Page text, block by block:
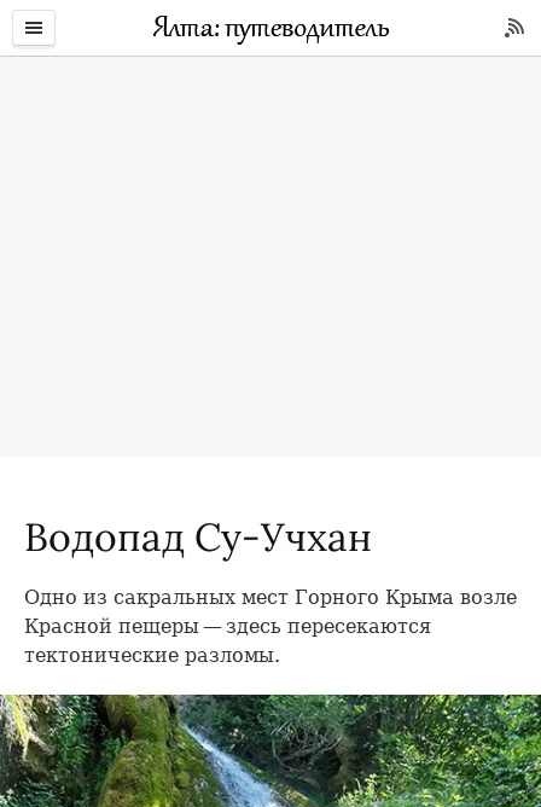
Водопад Су-Учхан
Одно из сакральных мест Горного Крыма возле
Красной пещеры — здесь пересекаются
тектонические разломы.